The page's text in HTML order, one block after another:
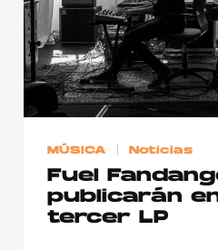
MÚSICA Noticias
Fuel
publicarán
tercer LP